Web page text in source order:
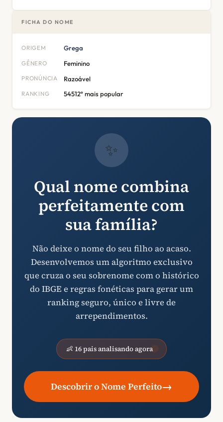
FICHA DO NOME
ORIGEM Grega
GÊNERO Feminino
PRONÚNCIA Razoável
RANKING 54512º mais popular
✨
Qual nome combina
perfeitamente com
sua família?
Não deixe o nome do seu filho ao acaso.
Desenvolvemos um algoritmo exclusivo
que cruza o seu sobrenome com o histórico
do IBGE e regras fonéticas para gerar um
ranking seguro, único e livre de
arrependimentos.
👶 16 pais analisando agora
Descobrir o Nome Perfeito→